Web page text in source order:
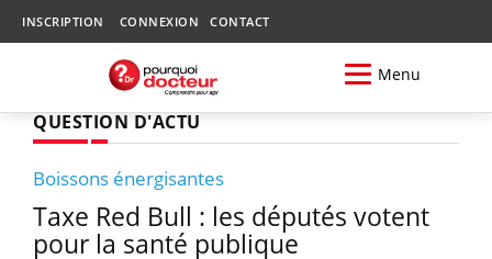
INSCRIPTION CONNEXION CONTACT
Menu
QUESTION D'ACTU
Boissons énergisantes
Taxe Red Bull : les députés votent
pour la santé publique